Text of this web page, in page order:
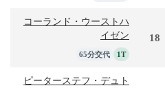
コーランド・ウーストハ
イゼン
65分交代 1T
18
ピーターステフ・デュト